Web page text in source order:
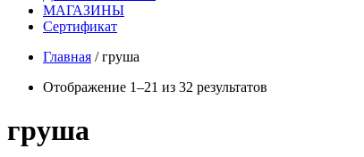
МАГАЗИНЫ
Cертификат
Главная /груша
Отображение 1–21 из 32 результатов
груша